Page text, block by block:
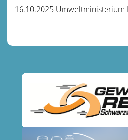
16.10.2025 Umweltministerium